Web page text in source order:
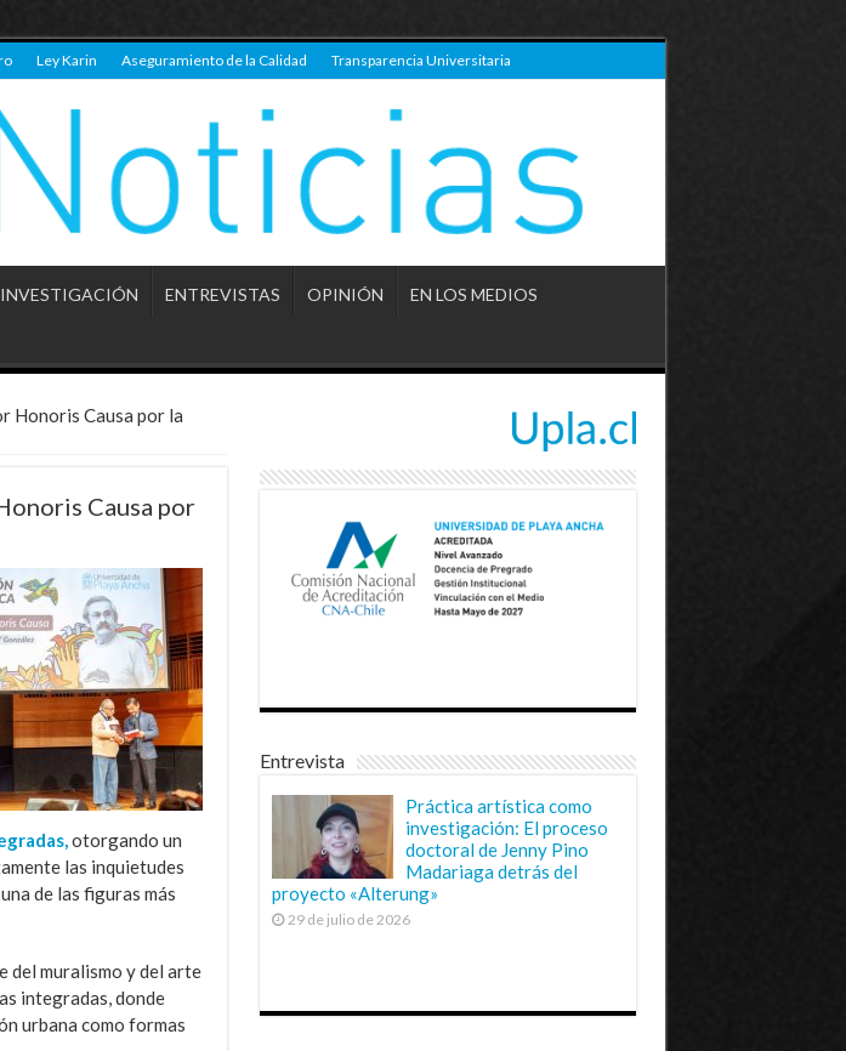
Ley Karin Aseguramiento de la Calidad Transparencia Universitaria
INVESTIGACIÓN ENTREVISTAS OPINIÓN EN LOS MEDIOS
Honoris Causa por la
Causa por
otorgando un
las inquietudes
de las figuras más
del muralismo y del arte
integradas, donde
urbana como formas
Entrevista
Práctica artística como
investigación: El proceso
doctoral de Jenny Pino
Madariaga detrás del
proyecto «Alterung»
29 de julio de 2026